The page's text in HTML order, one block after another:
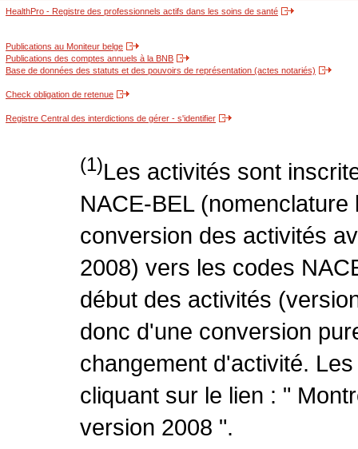
HealthPro - Registre des professionnels actifs dans les soins de santé
Publications au Moniteur belge
Publications des comptes annuels à la BNB
Base de données des statuts et des pouvoirs de représentation (actes notariés)
Check obligation de retenue
Registre Central des interdictions de gérer - s'identifier
(1)Les activités sont
NACE-BEL
conversion des activités
2008) vers les codes
début des activités
donc d'une conversion
changement d'activité.
cliquant sur le lien : "
version 2008 ".